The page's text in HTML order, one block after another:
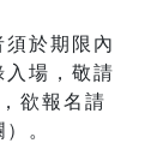
於期限內
入場，敬請
欲報名請
。